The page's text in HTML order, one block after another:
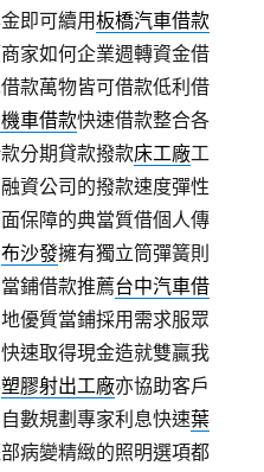
即可續用板橋汽車借款
家如何企業週轉資金借
款萬物皆可借款低利借
車借款快速借款整合各
分期貸款撥款床工廠工
資公司的撥款速度彈性
保障的典當質借個人傳
布沙發擁有獨立筒彈簧則
鋪借款推薦台中汽車借
優質當鋪採用需求服眾
速取得現金造就雙贏我
塑膠射出工廠亦協助客戶
數規劃專家利息快速葉
病變精緻的照明選項都